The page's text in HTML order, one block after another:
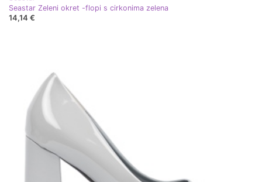
Seastar Zeleni okret -flopi s cirkonima zelena
14,14 €